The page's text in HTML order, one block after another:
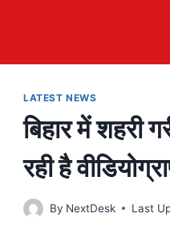
LATEST NEWS
बिहार में शहरी
रही है
By NextDesk Last